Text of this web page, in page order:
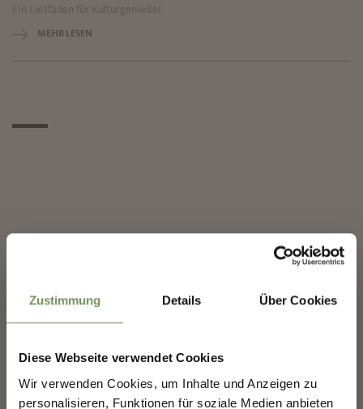
Zustimmung Details Über Cookies
Diese Webseite verwendet Cookies
Wir verwenden Cookies, um Inhalte und Anzeigen zu
personalisieren, Funktionen für soziale Medien anbieten
Ein Leitfaden für Kulturgenießer
MEHR LESEN
✖
MERANS ZUKUNFT